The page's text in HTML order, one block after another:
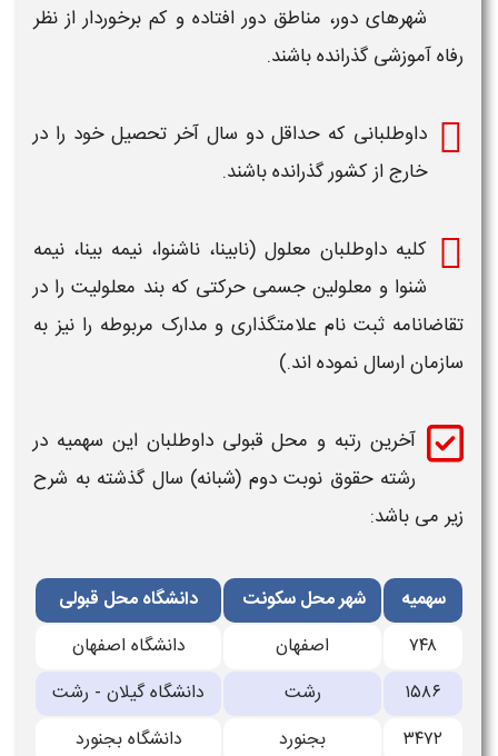
شهرهای دور، مناطق دور افتاده و کم برخوردار از نظر
رفاه آموزشی گذرانده باشند.
داوطلبانی كه حداقل دو سال آخر تحصيل خود را در
خارج از كشور گذرانده باشند.
كليه داوطلبان معلول (نابينا، ناشنوا، نيمه بينا، نيمه
شنوا و معلولين جسمی حركتی كه بند معلوليت را در
تقاضانامه ثبت نام علامتگذاری و مدارک مربوطه را نيز به
سازمان ارسال نموده اند.)
آخرین رتبه و محل قبولی داوطلبان این سهمیه در
رشته حقوق نوبت دوم (شبانه) سال گذشته به شرح
زیر می باشد:
سهمیه شهر محل سکونت
دانشگاه محل قبولی
۷۴۸
اصفهان
دانشگاه اصفهان
۱۵۸۶
رشت
دانشگاه گیلان - رشت
۳۴۷۲
بجنورد
دانشگاه بجنورد